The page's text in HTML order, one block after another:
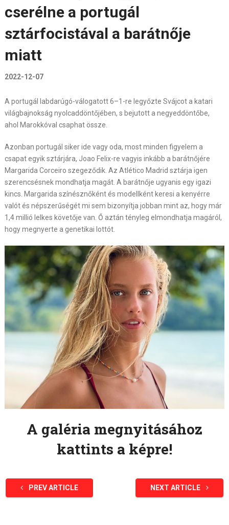
cserélne a portugál
sztárfocistával a barátnője
miatt
2022-12-07
A portugál labdarúgó-válogatott 6–1-re legyőzte Svájcot a katari
világbajnokság nyolcaddöntőjében, s bejutott a negyeddöntőbe,
ahol Marokkóval csaphat össze.
Azonban portugál siker ide vagy oda, most minden figyelem a
csapat egyik sztárjára, Joao Felix-re vagyis inkább a barátnőjére
Margarida Corceiro szegeződik. Az Atlético Madrid sztárja igen
szerencsésnek mondhatja magát. A barátnője ugyanis egy igazi
kincs. Margarida színésznőként és modellként keresi a kenyérre
valót és népszerűségét mi sem bizonyítja jobban mint az, hogy már
1,4 millió lelkes követője van. Ő aztán tényleg elmondhatja magáról,
hogy megnyerte a genetikai lottót.
A galéria megnyitásához
kattints a képre!
PREV ARTICLE NEXT ARTICLE